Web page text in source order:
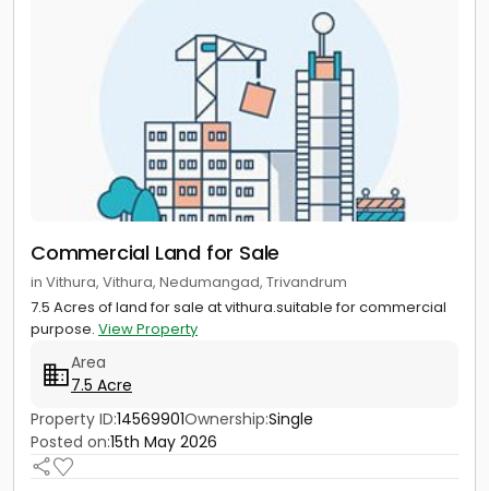
Commercial Land for Sale
in Vithura, Vithura, Nedumangad, Trivandrum
7.5 Acres of land for sale at vithura.suitable for commercial
purpose. View Property
Area
7.5 Acre
Property ID:14569901Ownership:Single
Posted on:15th May 2026